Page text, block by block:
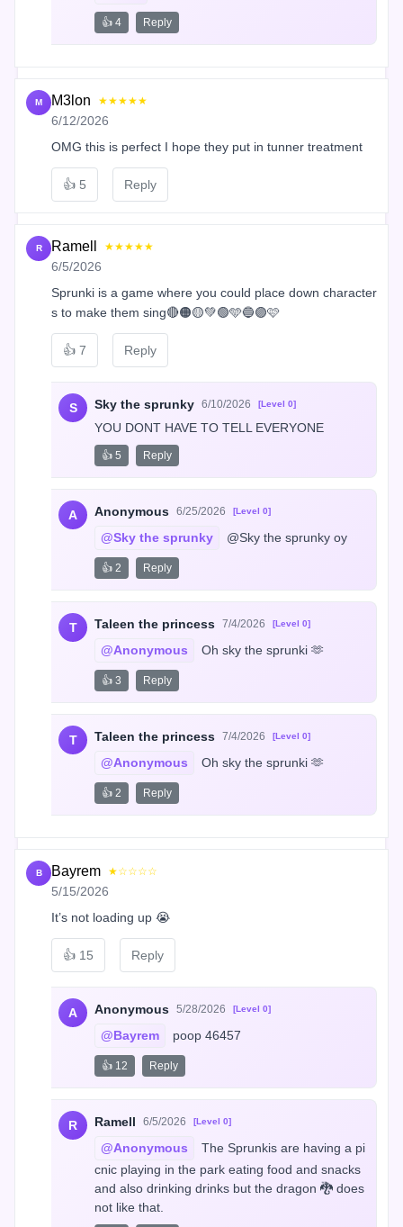
👍 4 Reply
M M3lon ★★★★★
6/12/2026
OMG this is perfect I hope they put in tunner treatment
👍 5 Reply
R Ramell ★★★★★
6/5/2026
Sprunki is a game where you could place down character
s to make them sing🔴🟠🟡💚🟢🩵🔵🟣🩷
👍 7 Reply
S Sky the sprunky 6/10/2026 [Level 0]
YOU DONT HAVE TO TELL EVERYONE
👍 5 Reply
A Anonymous 6/25/2026 [Level 0]
@Sky the sprunky @Sky the sprunky oy
👍 2 Reply
T Taleen the princess 7/4/2026 [Level 0]
@Anonymous Oh sky the sprunki 🫶
👍 3 Reply
T Taleen the princess 7/4/2026 [Level 0]
@Anonymous Oh sky the sprunki 🫶
👍 2 Reply
B Bayrem ★☆☆☆☆
5/15/2026
It’s not loading up 😭
👍 15 Reply
A Anonymous 5/28/2026 [Level 0]
@Bayrem poop 46457
👍 12 Reply
R Ramell 6/5/2026 [Level 0]
@Anonymous
The Sprunkis are having a pi
cnic playing in the park eating food and snacks
and also drinking drinks but the dragon 🐉 does
not like that.